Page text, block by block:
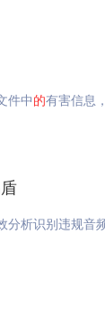
件中的有害信息
分析识别违规音